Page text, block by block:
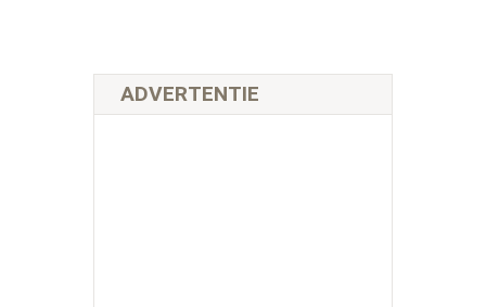
ADVERTENTIE